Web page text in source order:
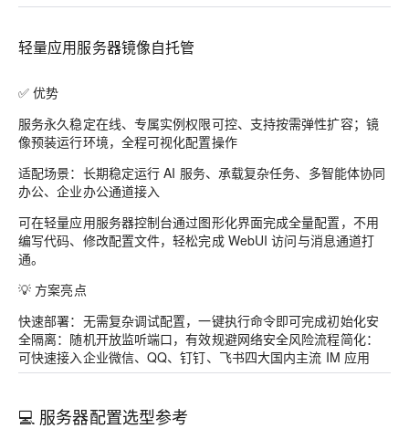
轻量应用服务器镜像自托管
✅ 优势
服务永久稳定在线、专属实例权限可控、支持按需弹性扩容；镜
像预装运行环境，全程可视化配置操作
适配场景：长期稳定运行 AI 服务、承载复杂任务、多智能体协同
办公、企业办公通道接入
可在轻量应用服务器控制台通过图形化界面完成全量配置，不用
编写代码、修改配置文件，轻松完成 WebUI 访问与消息通道打
通。
💡 方案亮点
快速部署：无需复杂调试配置，一键执行命令即可完成初始化安
全隔离：随机开放监听端口，有效规避网络安全风险流程简化：
可快速接入企业微信、QQ、钉钉、飞书四大国内主流 IM 应用
💻 服务器配置选型参考